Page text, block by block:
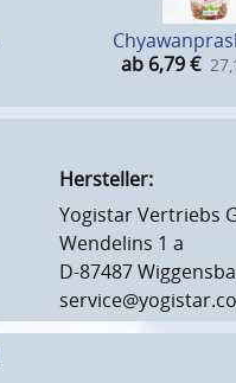
ab 6,79€
Hersteller:
Yogistar Vertriebs
Wendelins 1 a
D-87487